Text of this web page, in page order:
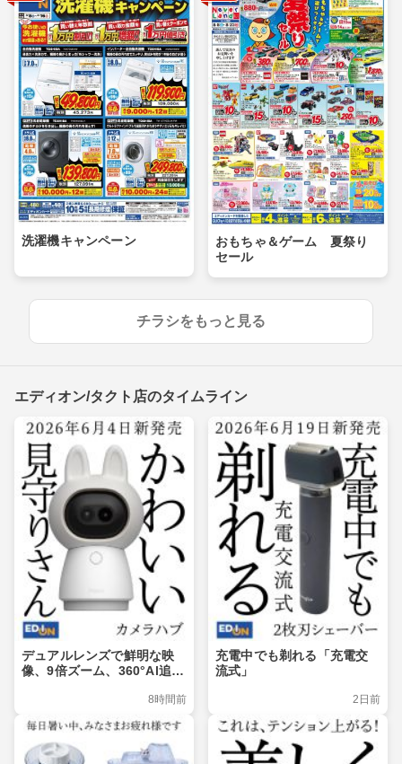
洗濯機キャンペーン
おもちゃ＆ゲーム 夏祭り
セール
チラシをもっと見る
エディオン/タクト店のタイムライン
デュアルレンズで鮮明な映
像、9倍ズーム、360°Al追
8時間前
充電中でも剃れる「充電交
流式」
2日前